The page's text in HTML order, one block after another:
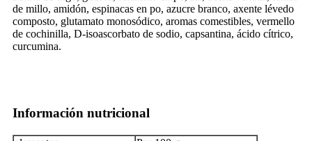
de millo, amidón, espinacas en po, azucre branco, axente lévedo
composto, glutamato monosódico, aromas comestibles, vermello
de cochinilla, D-isoascorbato de sodio, capsantina, ácido cítrico,
curcumina.
Información nutricional